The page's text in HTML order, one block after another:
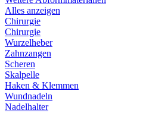
Alles anzeigen
Chirurgie
Chirurgie
Wurzelheber
Zahnzangen
Scheren
Skalpelle
Haken & Klemmen
Wundnadeln
Nadelhalter